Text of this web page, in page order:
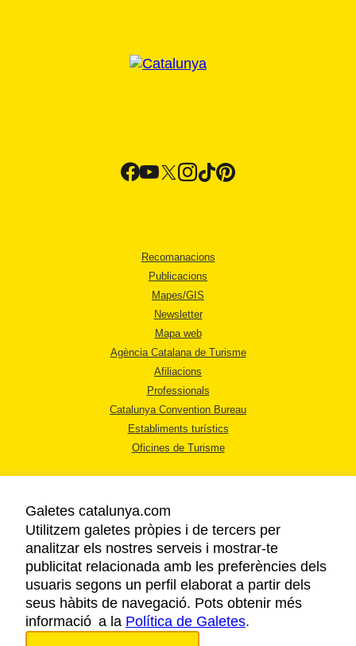
Recomanacions
Publicacions
Mapes/GIS
Newsletter
Mapa web
Agència Catalana de Turisme
Afiliacions
Professionals
Catalunya Convention Bureau
Establiments turístics
Oficines de Turisme
AVÍS LEGAL
POLÍTICA DE PRIVACITAT
COOKIES
ACCESSIBILITAT
Galetes catalunya.com
Utilitzem galetes pròpies i de tercers per
analitzar els nostres serveis i mostrar-te
publicitat relacionada amb les preferències dels
usuaris segons un perfil elaborat a partir dels
seus hàbits de navegació. Pots obtenir més
informació a la Política de Galetes.